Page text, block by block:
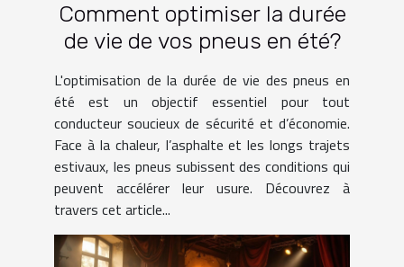
Comment optimiser la durée
de vie de vos pneus en été?
L'optimisation de la durée de vie des pneus en
été est un objectif essentiel pour tout
conducteur soucieux de sécurité et d’économie.
Face à la chaleur, l’asphalte et les longs trajets
estivaux, les pneus subissent des conditions qui
peuvent accélérer leur usure. Découvrez à
travers cet article...